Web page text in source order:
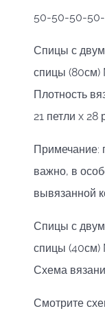
50-50-50-
Спицы с
спицы
Плотность
21 петли x 28
Примечание:
важно, в
вывязанной
Спицы с
спицы
Схема
Смотрите